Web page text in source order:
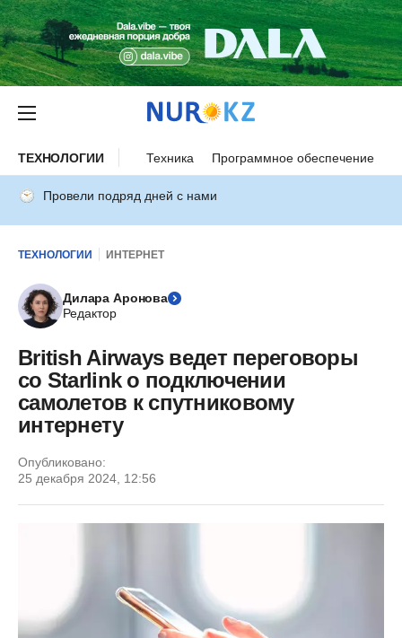
ТЕХНОЛОГИИ Техника Программное обеспечение
Провели подряд дней с нами
ТЕХНОЛОГИИ ИНТЕРНЕТ
Дилара Аронова
Редактор
British Airways ведет переговоры
со Starlink о подключении
самолетов к спутниковому
интернету
Опубликовано:
25 декабря 2024, 12:56